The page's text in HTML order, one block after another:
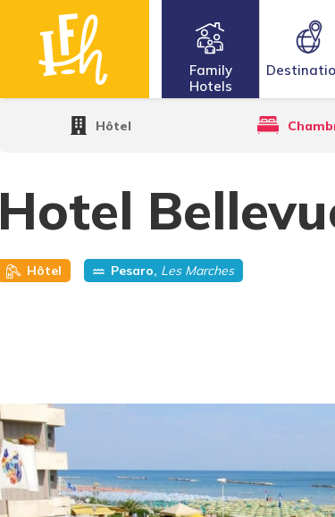
Family
Hotels
Family Hotels·Hôtel Bellevue
Hotel
Hôtel Pesaro, Les Marches
Hôtel